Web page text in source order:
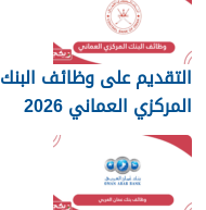
التقديم على وظائف البنك
المركزي العماني 2026